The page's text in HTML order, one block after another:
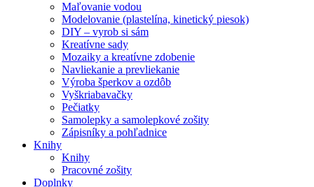
Maľovanie vodou
Modelovanie (plastelína, kinetický piesok)
DIY – vyrob si sám
Kreatívne sady
Mozaiky a kreatívne zdobenie
Navliekanie a prevliekanie
Výroba šperkov a ozdôb
Vyškriabavačky
Pečiatky
Samolepky a samolepkové zošity
Zápisníky a pohľadnice
Knihy
Knihy
Pracovné zošity
Doplnky